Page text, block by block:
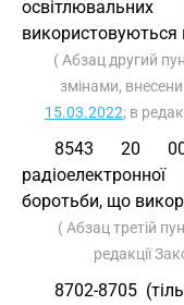
використовуються
( Абзац другий
змінами,
15.03.2022; в
8543 20
боротьби, що
( Абзац третій
редакції
8702-8705